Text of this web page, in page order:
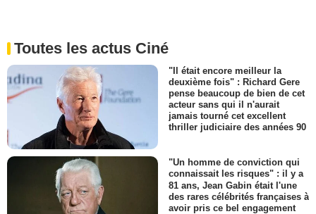
Toutes les actus Ciné
"Il était encore meilleur la
deuxième fois" : Richard Gere
pense beaucoup de bien de cet
acteur sans qui il n'aurait
jamais tourné cet excellent
thriller judiciaire des années 90
"Un homme de conviction qui
connaissait les risques" : il y a
81 ans, Jean Gabin était l'une
des rares célébrités françaises à
avoir pris ce bel engagement